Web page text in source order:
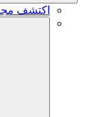
اكتشف